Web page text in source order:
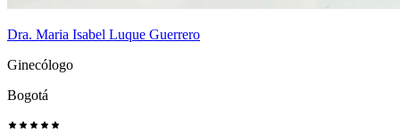
Dra. Maria Isabel Luque Guerrero
Ginecólogo
Bogotá